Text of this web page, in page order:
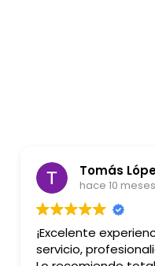
Tomás
hace 10 meses
¡Excelente
servicio,